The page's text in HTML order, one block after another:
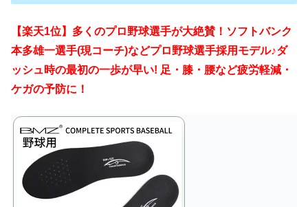
【楽天1位】多くのプロ野球選手が大絶賛！ソフトバンク
本多雄一選手(現コーチ)などプロ野球選手採用モデル♪ダ
ッシュ時の最初の一歩が早い! 足・膝・腰など疲労軽減・
ケガの予防に！